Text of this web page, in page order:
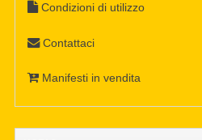
Condizioni di utilizzo
Contattaci
Manifesti in vendita